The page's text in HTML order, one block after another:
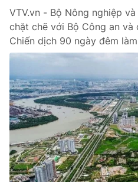
VTV.vn - Bộ Nông nghiệp
chặt chẽ với Bộ Công an
Chiến dịch 90 ngày đêm